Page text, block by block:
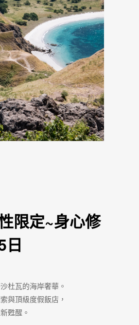
限定~身心修
日
杜瓦的海岸奢華。
與頂級度假飯店，
甦醒。